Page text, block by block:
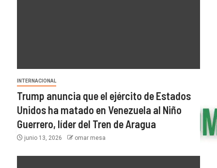
INTERNACIONAL
Trump anuncia que el ejército de Estados
Unidos ha matado en Venezuela al Niño
Guerrero, líder del Tren de Aragua
junio 13, 2026 omar mesa